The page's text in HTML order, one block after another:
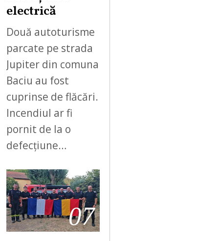
electrică
Două autoturisme
parcate pe strada
Jupiter din comuna
Baciu au fost
cuprinse de flăcări.
Incendiul ar fi
pornit de la o
defecțiune…
07